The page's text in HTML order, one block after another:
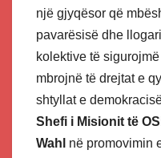
një gjyqësor që
pavarësisë dhe
kolektive të
mbrojnë të drejtat e
shtyllat e
Shefi i Misionit të
Wahl në promovimin